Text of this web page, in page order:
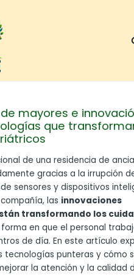
mayores e
que
de una residencia de
gracias a la irrupción
sensores y dispositivos
las innovaciones
transformando los
en que el personal
de día. En este artículo
tecnologías punteras y cómo
la atención y la calidad